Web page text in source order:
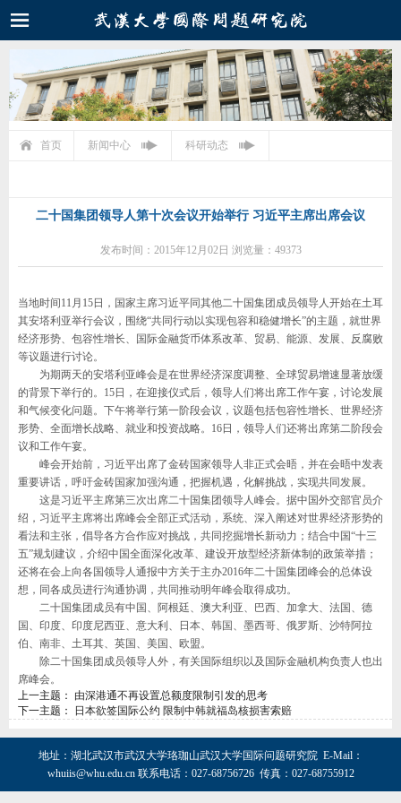
首页 新闻中心 科研动态
二十国集团领导人第十次会议开始举行 习近平主席出席会议
发布时间：2015年12月02日 浏览量：49373
当地时间11月15日，国家主席习近平同其他二十国集团成员领导人开始在土耳
其安塔利亚举行会议，围绕“共同行动以实现包容和稳健增长”的主题，就世界
经济形势、包容性增长、国际金融货币体系改革、贸易、能源、发展、反腐败
等议题进行讨论。
为期两天的安塔利亚峰会是在世界经济深度调整、全球贸易增速显著放缓
的背景下举行的。15日，在迎接仪式后，领导人们将出席工作午宴，讨论发展
和气候变化问题。下午将举行第一阶段会议，议题包括包容性增长、世界经济
形势、全面增长战略、就业和投资战略。16日，领导人们还将出席第二阶段会
议和工作午宴。
峰会开始前，习近平出席了金砖国家领导人非正式会晤，并在会晤中发表
重要讲话，呼吁金砖国家加强沟通，把握机遇，化解挑战，实现共同发展。
这是习近平主席第三次出席二十国集团领导人峰会。据中国外交部官员介
绍，习近平主席将出席峰会全部正式活动，系统、深入阐述对世界经济形势的
看法和主张，倡导各方合作应对挑战，共同挖掘增长新动力；结合中国“十三
五”规划建议，介绍中国全面深化改革、建设开放型经济新体制的政策举措；
还将在会上向各国领导人通报中方关于主办2016年二十国集团峰会的总体设
想，同各成员进行沟通协调，共同推动明年峰会取得成功。
二十国集团成员有中国、阿根廷、澳大利亚、巴西、加拿大、法国、德
国、印度、印度尼西亚、意大利、日本、韩国、墨西哥、俄罗斯、沙特阿拉
伯、南非、土耳其、英国、美国、欧盟。
除二十国集团成员领导人外，有关国际组织以及国际金融机构负责人也出
席峰会。
上一主题： 由深港通不再设置总额度限制引发的思考
下一主题：
日本欲签国际公约 限制中韩就福岛核损害索赔
地址：湖北武汉市武汉大学珞珈山武汉大学国际问题研究院 E-Mail：
whuiis@whu.edu.cn 联系电话：027-68756726 传真：027-68755912